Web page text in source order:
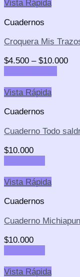
Vista Rápida
Cuadernos
Croquera Mis
$4.500 – $10.000
Vista Rápida
Cuadernos
Cuaderno Todo
$10.000
Vista Rápida
Cuadernos
Cuaderno
$10.000
Vista Rápida